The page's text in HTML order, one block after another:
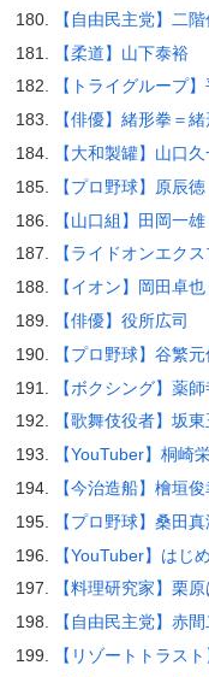
【自由民主党】二
【柔道】山下泰裕
【トライグループ
【俳優】緒形拳＝緒
【大和製罐】山口
【プロ野球】原辰徳
【山口組】田岡一
【ライドオンエク
【イオン】岡田卓
【俳優】役所広司
【プロ野球】谷繁
【ボクシング】薬
【歌舞伎役者】坂
【YouTuber】桐崎
【今治造船】檜垣
【プロ野球】桑田
【YouTuber】はじ
【料理研究家】栗
【自由民主党】赤
【リゾートトラス